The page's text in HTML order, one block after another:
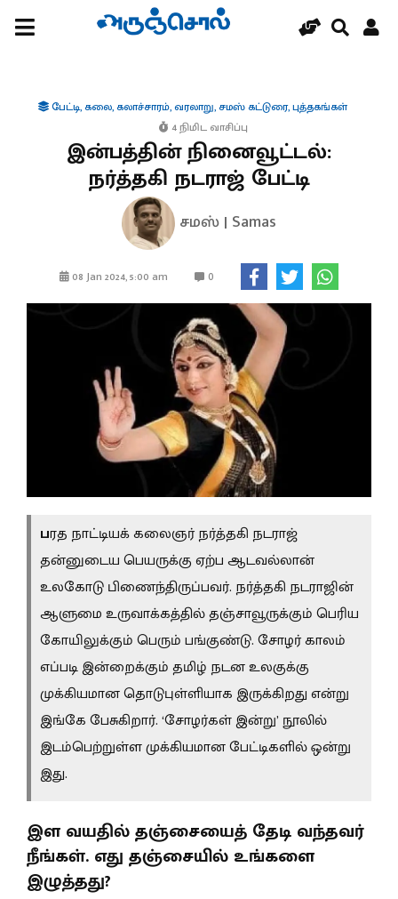
பேட்டி,கலை,கலாச்சாரம்,வரலாறு,சமஸ் கட்டுரை,புத்தகங்கள்
4 நிமிட வாசிப்பு
இன்பத்தின் நினைவூட்டல்:
நர்த்தகி நடராஜ் பேட்டி
சமஸ் | Samas
08 Jan 2024, 5:00 am 0
பரத நாட்டியக் கலைஞர் நர்த்தகி நடராஜ்
தன்னுடைய பெயருக்கு ஏற்ப ஆடவல்லான்
உலகோடு பிணைந்திருப்பவர். நர்த்தகி நடராஜின்
ஆளுமை உருவாக்கத்தில் தஞ்சாவூருக்கும் பெரிய
கோயிலுக்கும் பெரும் பங்குண்டு. சோழர் காலம்
எப்படி இன்றைக்கும் தமிழ் நடன உலகுக்கு
முக்கியமான தொடுபுள்ளியாக இருக்கிறது என்று
இங்கே பேசுகிறார். ‘சோழர்கள் இன்று’ நூலில்
இடம்பெற்றுள்ள முக்கியமான பேட்டிகளில் ஒன்று
இது.
இள வயதில் தஞ்சையைத் தேடி வந்தவர்
நீங்கள். எது தஞ்சையில் உங்களை
இழுத்தது?